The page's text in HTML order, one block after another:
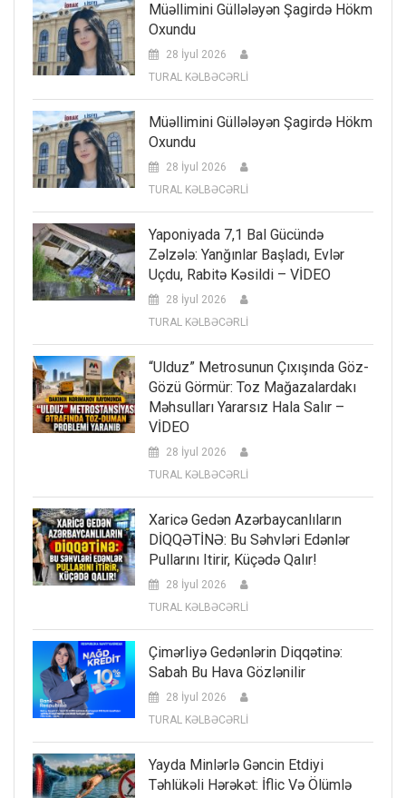
Müəllimini Güllələyən Şagirdə Hökm
Oxundu
28 İyul 2026
TURAL KƏLBƏCƏRLİ
Müəllimini Güllələyən Şagirdə Hökm
Oxundu
28 İyul 2026
TURAL KƏLBƏCƏRLİ
Yaponiyada 7,1 Bal Gücündə
Zəlzələ: Yanğınlar Başladı, Evlər
Uçdu, Rabitə Kəsildi – VİDEO
28 İyul 2026
TURAL KƏLBƏCƏRLİ
“Ulduz” Metrosunun Çıxışında Göz-
Gözü Görmür: Toz Mağazalardakı
Məhsulları Yararsız Hala Salır –
VİDEO
28 İyul 2026
TURAL KƏLBƏCƏRLİ
Xaricə Gedən Azərbaycanlıların
DİQQƏTİNƏ: Bu Səhvləri Edənlər
Pullarını Itirir, Küçədə Qalır!
28 İyul 2026
TURAL KƏLBƏCƏRLİ
Çimərliyə Gedənlərin Diqqətinə:
Sabah Bu Hava Gözlənilir
28 İyul 2026
TURAL KƏLBƏCƏRLİ
Yayda Minlərlə Gəncin Etdiyi
Təhlükəli Hərəkət: İflic Və Ölümlə